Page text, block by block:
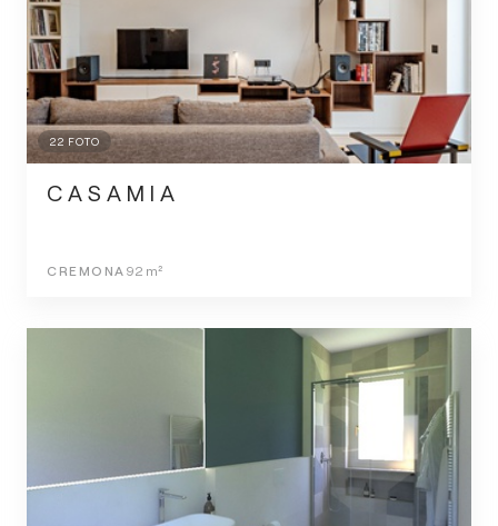
22 FOTO
C A S A M I A
CREMONA 92m²